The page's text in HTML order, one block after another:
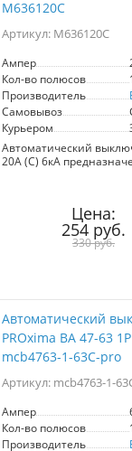
M636120C
Артикул: M636120C
Ампер
Кол-во полюсов
Производитель
Самовывоз
Курьером
Автоматический
20А (C) 6кА
замыканий.
отличается
пластиковыми
винтовых зажимов и
опломбирования.
для повышенной
управления и
использование.
рейку. Номинальный
Цена:
254 руб.
330 руб.
Автоматический
PROxima ВА 47-63
mcb4763-1-63C-pro
Артикул: mcb4763-1-
Ампер
Кол-во полюсов
Производитель